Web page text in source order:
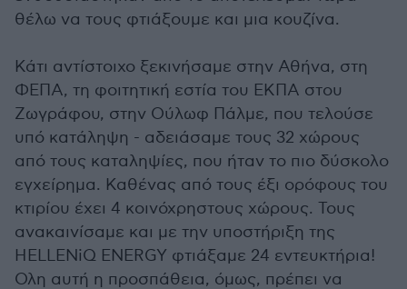
θέλω να τους φτιάξουμε και μια κουζίνα.
Κάτι αντίστοιχο ξεκινήσαμε στην Αθήνα, στη
ΦΕΠΑ, τη φοιτητική εστία του ΕΚΠΑ στου
Ζωγράφου, στην Ούλωφ Πάλμε, που τελούσε
υπό κατάληψη - αδειάσαμε τους 32 χώρους
από τους καταληψίες, που ήταν το πιο δύσκολο
εγχείρημα. Καθένας από τους έξι ορόφους του
κτιρίου έχει 4 κοινόχρηστους χώρους. Τους
ανακαινίσαμε και με την υποστήριξη της
HELLENiQ ENERGY φτιάξαμε 24 εντευκτήρια!
Ολη αυτή η προσπάθεια, όμως, πρέπει να